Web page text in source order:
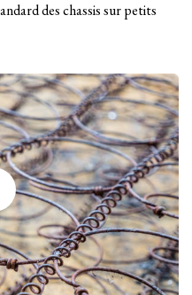
des chassis sur petits